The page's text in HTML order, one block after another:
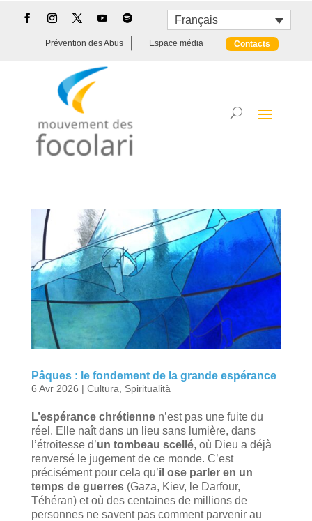
Français
Prévention des Abus Espace média Contacts
Pâques : le fondement de la grande espérance
6 Avr 2026 | Cultura Spiritualità
L’espérance chrétiennen’est pas une fuite du
réel. Elle naît dans un lieu sans lumière, dans
l’étroitesse d’un tombeau scellé, où Dieu a déjà
renversé le jugement de ce monde. C’est
précisément pour cela qu’il ose parler en un
temps de guerres(Gaza, Kiev, le Darfour,
Téhéran) et où des centaines de millions de
personnes ne savent pas comment parvenir au